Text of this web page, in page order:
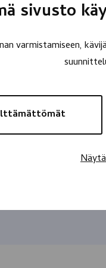
sivusto
varmistamiseen,